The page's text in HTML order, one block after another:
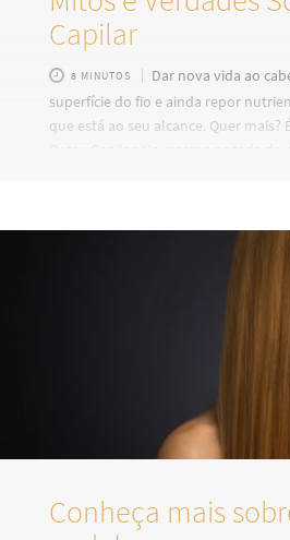
Capilar
8 MINUTOS
Dar nova vida ao
superfície do fio e ainda repor
que está ao seu alcance. Quer mais?
Detox Capilar. Na mesma pegada
chuveiro, produtos cosméticos e
tanto no fio quanto no couro
Conheça mais